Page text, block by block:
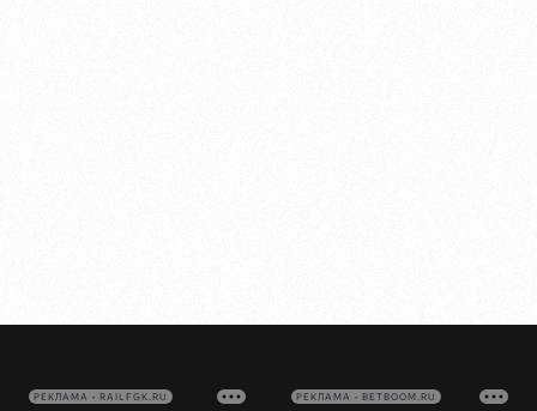
РЕКЛАМА • RAILFGK.RU РЕКЛАМА • BETBOOM.RU